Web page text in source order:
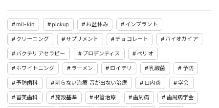
mil-kin pickup お盆休み インプラント
クリーニング サプリメント チョコレート バイオガイア
バクテリアセラピー プロデンティス ペリオ
ホワイトニング ラーメン ロイテリ 乳酸菌 予防
予防歯科 削らない治療 音が出ない治療 口内炎 学会
審美歯科 施設基準 根管治療 歯周病 歯周病学会